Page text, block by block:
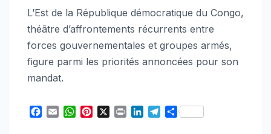
L’Est de la République démocratique du Congo,
théâtre d’affrontements récurrents entre
forces gouvernementales et groupes armés,
figure parmi les priorités annoncées pour son
mandat.
W
S